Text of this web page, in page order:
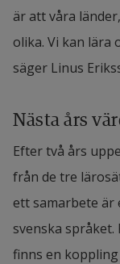
är att våra
olika. Vi kan lära
säger Linus
Nästa års
Efter två års
från de tre
ett samarbete är
svenska
finns en